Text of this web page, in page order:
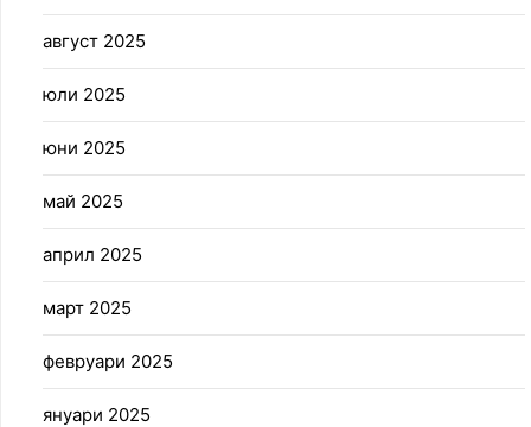
август 2025
юли 2025
юни 2025
май 2025
април 2025
март 2025
февруари 2025
януари 2025